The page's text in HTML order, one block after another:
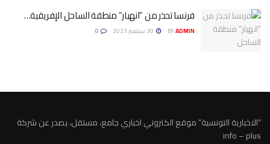
فرنسا تحذر من ”انهيار” منطقة الساحل الإفريقية…
BYADMIN
“الاخبارية التونسية” موقع الكتروني اخباري جامع، مستقل، يصدر عن شركة
info – plus